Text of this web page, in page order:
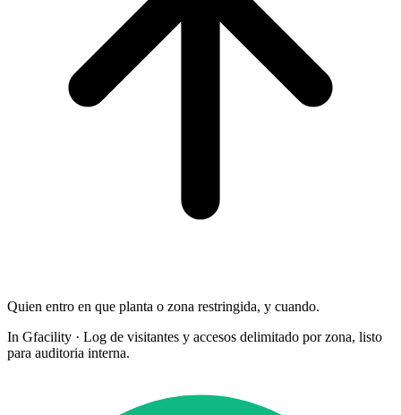
Quien entro en que planta o zona restringida, y cuando.
In Gfacility · Log de visitantes y accesos delimitado por zona, listo
para auditoria interna.